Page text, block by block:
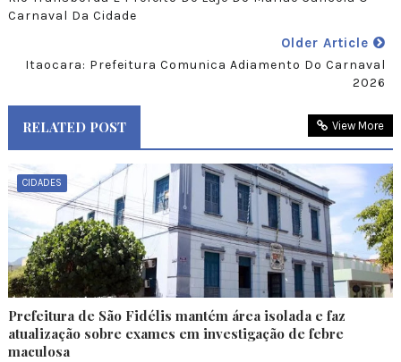
Carnaval Da Cidade
Older Article
Itaocara: Prefeitura Comunica Adiamento Do Carnaval
2026
RELATED POST View More
CIDADES
Prefeitura de São Fidélis mantém área isolada e faz
atualização sobre exames em investigação de febre
maculosa